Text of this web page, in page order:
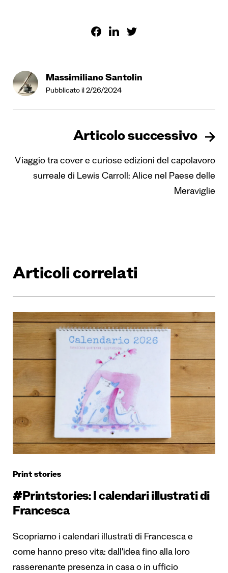
Massimiliano Santolin
Pubblicato il 2/26/2024
Articolo successivo
Viaggio tra cover e curiose edizioni del capolavoro
surreale di Lewis Carroll: Alice nel Paese delle
Meraviglie
Articoli correlati
Print stories
#Printstories: I calendari illustrati di
Francesca
Scopriamo i calendari illustrati di Francesca e
come hanno preso vita: dall'idea fino alla loro
rasserenante presenza in casa o in ufficio